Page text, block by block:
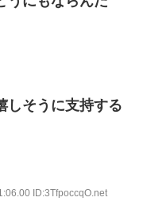
しそうに支持する
ID:3TfpoccqO.net